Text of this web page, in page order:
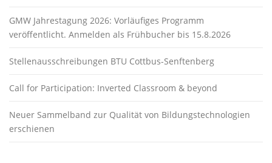
GMW Jahrestagung 2026: Vorläufiges Programm
veröffentlicht. Anmelden als Frühbucher bis 15.8.2026
Stellenausschreibungen BTU Cottbus-Senftenberg
Call for Participation: Inverted Classroom & beyond
Neuer Sammelband zur Qualität von Bildungstechnologien
erschienen